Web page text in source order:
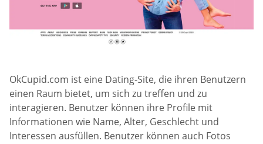
OkCupid.com ist eine Dating-Site, die ihren Benutzern
einen Raum bietet, um sich zu treffen und zu
interagieren. Benutzer können ihre Profile mit
Informationen wie Name, Alter, Geschlecht und
Interessen ausfüllen. Benutzer können auch Fotos